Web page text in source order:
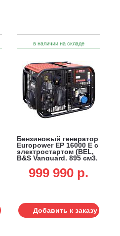
в наличии на складе
Бензиновый генератор
Europower EP 16000 Е с
электростартом (BEL,
B&S Vanguard, 895 см3,
999 990 p.
Добавить к заказу